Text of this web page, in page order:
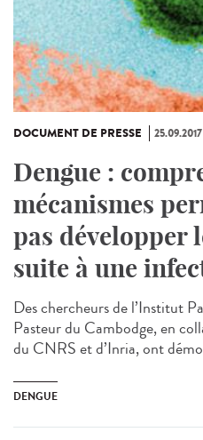
DOCUMENT DE PRESSE 25.09.2017
Dengue :
mécanismes
pas développer
suite à une
Des chercheurs de l’Institut
Pasteur du Cambodge, en
du CNRS et d’Inria, ont
DENGUE